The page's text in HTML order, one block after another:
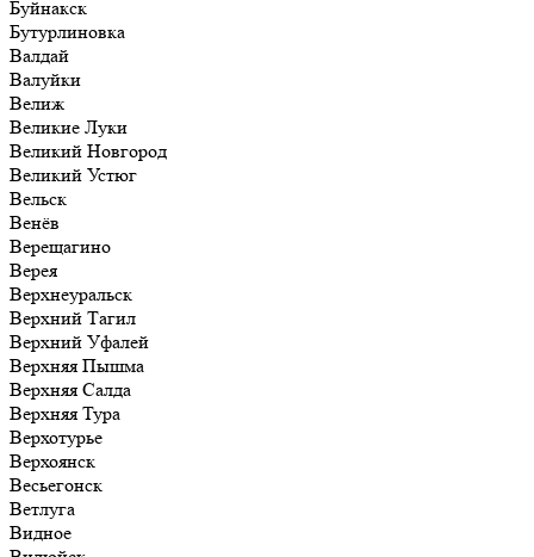
Буйнакск
Бутурлиновка
Валдай
Валуйки
Велиж
Великие Луки
Великий Новгород
Великий Устюг
Вельск
Венёв
Верещагино
Верея
Верхнеуральск
Верхний Тагил
Верхний Уфалей
Верхняя Пышма
Верхняя Салда
Верхняя Тура
Верхотурье
Верхоянск
Весьегонск
Ветлуга
Видное